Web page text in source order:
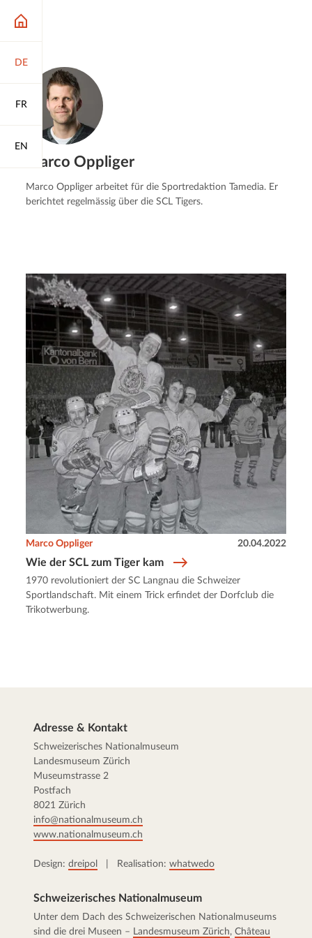
DE
FR
EN
Marco Oppliger
Marco Oppliger arbeitet für die Sportredaktion Tamedia. Er
berichtet regelmässig über die SCL Tigers.
Wie der SCL zum Tiger kam
Marco Oppliger 20.04.2022
1970 revolutioniert der SC Langnau die Schweizer
Sportlandschaft. Mit einem Trick erfindet der Dorfclub die
Trikotwerbung.
Adresse & Kontakt
Schweizerisches Nationalmuseum
Landesmuseum Zürich
Museumstrasse 2
Postfach
8021 Zürich
info@nationalmuseum.ch
www.nationalmuseum.ch
Design: dreipol | Realisation: whatwedo
Schweizerisches Nationalmuseum
Unter dem Dach des Schweizerischen Nationalmuseums
sind die drei Museen – Landesmuseum Zürich, Château